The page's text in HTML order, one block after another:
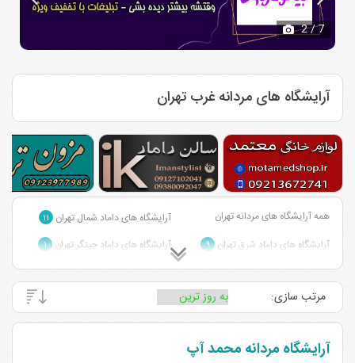
3/ 7
آرایشگاه های مردانه غرب تهران
همه آرایشگاه های مردانه تهران آرایشگاه های داماد شمال تهران ۱۱
آرایشگاه های داماد شرق تهران ۹ آرایشگاه های داماد چیتگر تهران ۱
آرایشگاه های داماد مرکز تهران ۴ آرایشگاه های داماد جنوب تهران ۷
آرایشگاه های داماد بزرگراه آسیایی
تهران ۱
آرایشگاه های داماد بلوار سجاد تهران
۱
مرتب سازی:
آرایشگاه مردانه محمد آپ